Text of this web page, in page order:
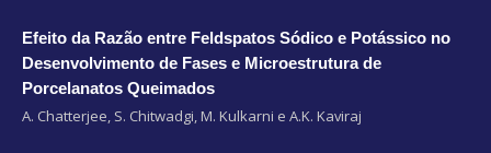
Efeito da Razão entre Feldspatos Sódico e Potássico no
Desenvolvimento de Fases e Microestrutura de
Porcelanatos Queimados
A. Chatterjee, S. Chitwadgi, M. Kulkarni e A.K. Kaviraj